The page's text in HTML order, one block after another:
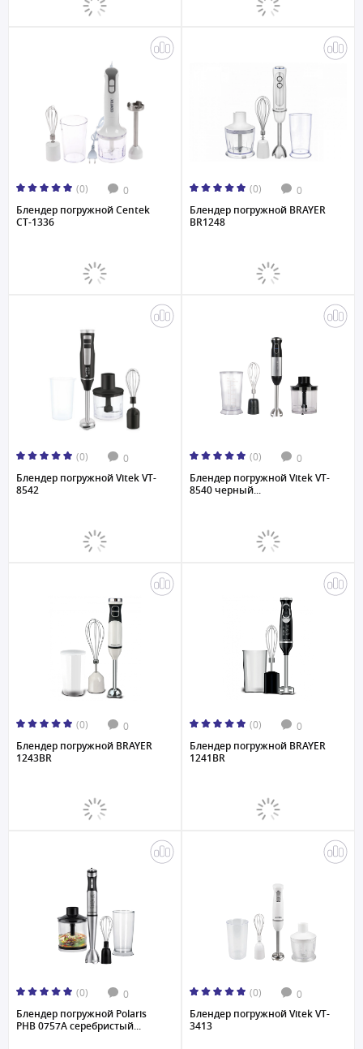
(0) 0
Блендер погружной Centek
CT-1336
(0) 0
Блендер погружной BRAYER
BR1248
(0) 0
Блендер погружной Vitek VT-
8542
(0) 0
Блендер погружной Vitek VT-
8540 черный...
(0) 0
Блендер погружной BRAYER
1243BR
(0) 0
Блендер погружной BRAYER
1241BR
(0) 0
Блендер погружной Polaris
PHB 0757A серебристый...
(0) 0
Блендер погружной Vitek VT-
3413